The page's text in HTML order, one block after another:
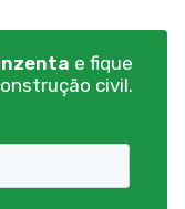
e fique
civil.